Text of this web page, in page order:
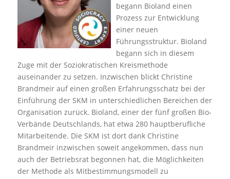
begann Bioland einen
Prozess zur Entwicklung
einer neuen
Führungsstruktur. Bioland
begann sich in diesem
Zuge mit der Soziokratischen Kreismethode
auseinander zu setzen. Inzwischen blickt Christine
Brandmeir auf einen großen Erfahrungsschatz bei der
Einführung der SKM in unterschiedlichen Bereichen der
Organisation zurück. Bioland, einer der fünf großen Bio-
Verbände Deutschlands, hat etwa 280 hauptberufliche
Mitarbeitende. Die SKM ist dort dank Christine
Brandmeir inzwischen soweit angekommen, dass nun
auch der Betriebsrat begonnen hat, die Möglichkeiten
der Methode als Mitbestimmungsmodell zu